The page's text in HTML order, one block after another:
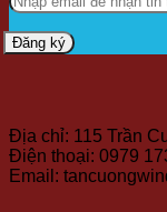
Địa chỉ: 115 Trần
Điện thoại: 0979
Email: